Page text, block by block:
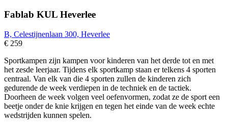
Fablab KUL Heverlee
B, Celestijnenlaan 300, Heverlee
€ 259
Sportkampen zijn kampen voor kinderen van het derde tot en met
het zesde leerjaar. Tijdens elk sportkamp staan er telkens 4 sporten
centraal. Van elk van die 4 sporten zullen de kinderen zich
gedurende de week verdiepen in de techniek en de tactiek.
Doorheen de week volgen veel oefenvormen, zodat ze de sport een
beetje onder de knie krijgen en tegen het einde van de week echte
wedstrijden kunnen spelen.